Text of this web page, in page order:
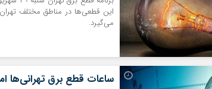
این قطعی‌ها در مناطق مختلف
می‌گیرد.
ساعات قطع برق تهرانی‌ها امروز (۲۶ شهریور) +